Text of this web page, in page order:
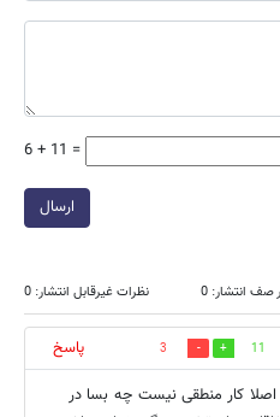
6 + 11 =
ارسال
صف انتشار: 0 نظرات غیرقابل انتشار: 0
11
3
پاسخ
اصلا کار منطقی نیست چه بسا در